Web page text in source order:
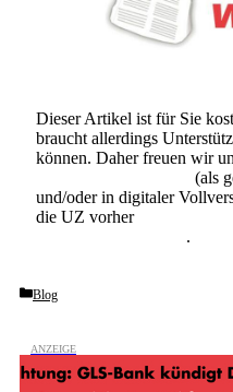
Dieser Artikel ist für Sie
braucht allerdings
können. Daher freuen wir
(als
und/oder in digitaler
die UZ vorher
.
Categories
Blog